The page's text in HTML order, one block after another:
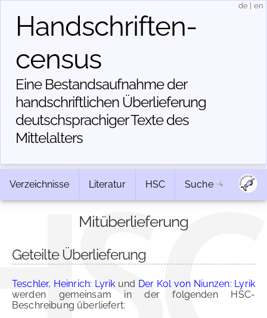
Handschriften­
census
Eine Bestandsaufnahme der
handschriftlichen Über­lieferung
deutschsprachiger Texte des
Mittelalters
de en
Verzeichnisse Literatur HSC Suche
Mitüberlieferung
Geteilte Überlieferung
Teschler, Heinrich: Lyrik und Der Kol von Niunzen: Lyrik
werden gemeinsam in der folgenden HSC-
Beschreibung überliefert: